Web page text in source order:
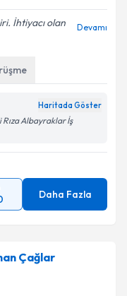
ilişkinAydınlatma
İhtiyacı olan
Devamı
Haritada Göster
Rıza Albayraklar İş
Daha Fazla
Çağlar